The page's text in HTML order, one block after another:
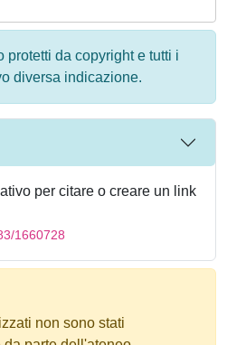
protetti da copyright e tutti i
diversa indicazione.
per citare o creare un link
1660728
non sono stati